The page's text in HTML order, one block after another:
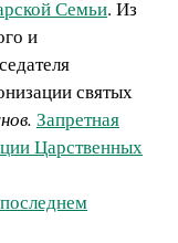
Семьи. Из
и
святых
Запретная
Царственных